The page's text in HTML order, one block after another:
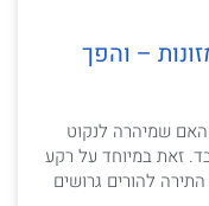
– והפך
שמיהרה לנקוט
על 284 שקלים בלבד. זאת במיוחד על רקע
להורים גרושים